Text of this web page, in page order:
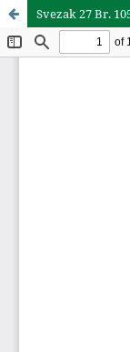
Svezak 27 Br.